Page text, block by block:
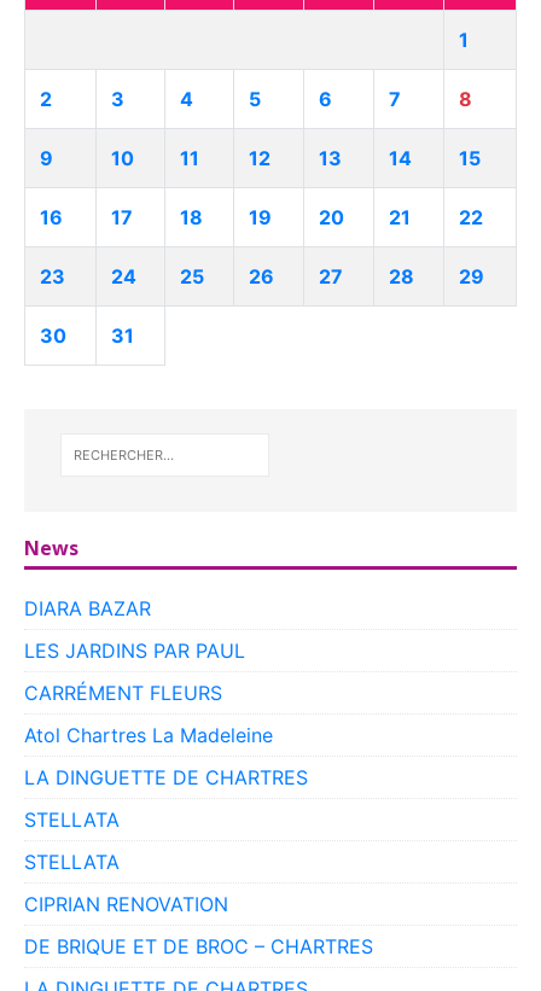
1
2 3 4 5 6 7 8
9 10 11 12 13 14 15
16 17 18 19 20 21 22
23 24 25 26 27 28 29
30 31
News
DIARA BAZAR
LES JARDINS PAR PAUL
CARRÉMENT FLEURS
Atol Chartres La Madeleine
LA DINGUETTE DE CHARTRES
STELLATA
STELLATA
CIPRIAN RENOVATION
DE BRIQUE ET DE BROC – CHARTRES